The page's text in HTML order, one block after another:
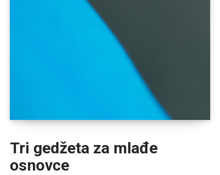
Tri gedžeta za mlađe
osnovce